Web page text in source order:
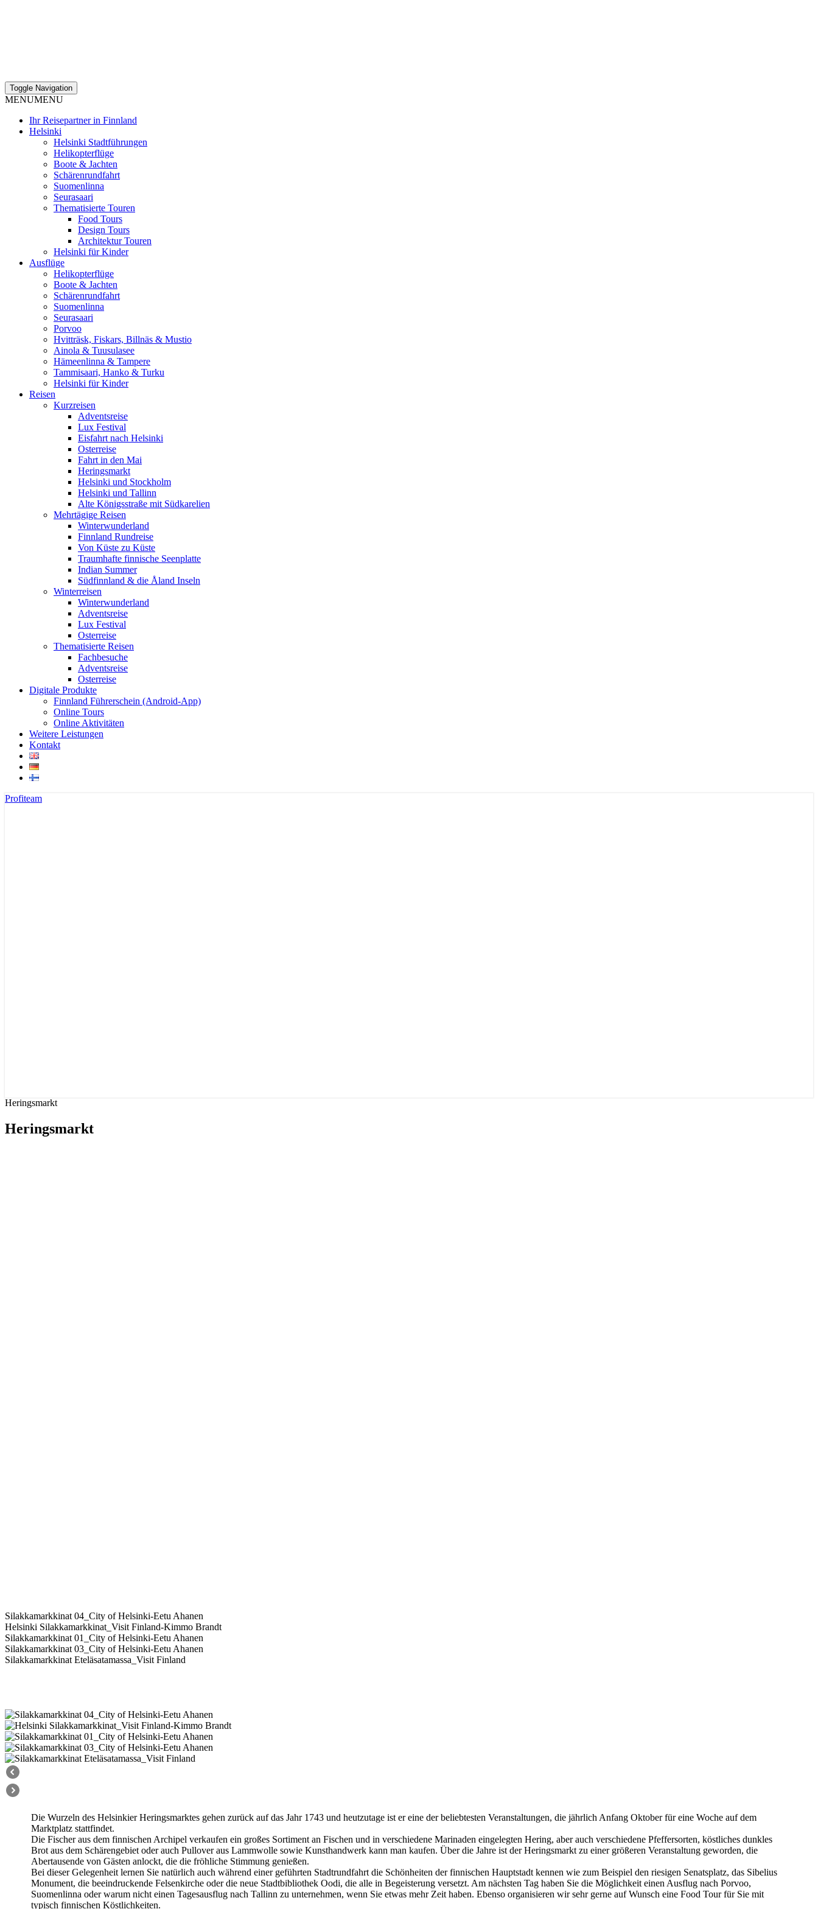
Toggle Navigation
MENUMENU
Ihr Reisepartner in Finnland
Helsinki
Helsinki Stadtführungen
Helikopterflüge
Boote & Jachten
Schärenrundfahrt
Suomenlinna
Seurasaari
Thematisierte Touren
Food Tours
Design Tours
Architektur Touren
Helsinki für Kinder
Ausflüge
Helikopterflüge
Boote & Jachten
Schärenrundfahrt
Suomenlinna
Seurasaari
Porvoo
Hvitträsk, Fiskars, Billnäs & Mustio
Ainola & Tuusulasee
Hämeenlinna & Tampere
Tammisaari, Hanko & Turku
Helsinki für Kinder
Reisen
Kurzreisen
Adventsreise
Lux Festival
Eisfahrt nach Helsinki
Osterreise
Fahrt in den Mai
Heringsmarkt
Helsinki und Stockholm
Helsinki und Tallinn
Alte Königsstraße mit Südkarelien
Mehrtägige Reisen
Winterwunderland
Finnland Rundreise
Von Küste zu Küste
Traumhafte finnische Seenplatte
Indian Summer
Südfinnland & die Åland Inseln
Winterreisen
Winterwunderland
Adventsreise
Lux Festival
Osterreise
Thematisierte Reisen
Fachbesuche
Adventsreise
Osterreise
Digitale Produkte
Finnland Führerschein (Android-App)
Online Tours
Online Aktivitäten
Weitere Leistungen
Kontakt
Profiteam
Heringsmarkt
Heringsmarkt
Silakkamarkkinat 04_City of Helsinki-Eetu Ahanen
Helsinki Silakkamarkkinat_Visit Finland-Kimmo Brandt
Silakkamarkkinat 01_City of Helsinki-Eetu Ahanen
Silakkamarkkinat 03_City of Helsinki-Eetu Ahanen
Silakkamarkkinat Eteläsatamassa_Visit Finland
Die Wurzeln des Helsinkier Heringsmarktes gehen zurück auf das Jahr 1743 und heutzutage ist er eine der beliebtesten Veranstaltungen, die jährlich Anfang Oktober für eine Woche auf dem
Marktplatz stattfindet.
Die Fischer aus dem finnischen Archipel verkaufen ein großes Sortiment an Fischen und in verschiedene Marinaden eingelegten Hering, aber auch verschiedene Pfeffersorten, köstliches dunkles
Brot aus dem Schärengebiet oder auch Pullover aus Lammwolle sowie Kunsthandwerk kann man kaufen. Über die Jahre ist der Heringsmarkt zu einer größeren Veranstaltung geworden, die
Abertausende von Gästen anlockt, die die fröhliche Stimmung genießen.
Bei dieser Gelegenheit lernen Sie natürlich auch während einer geführten Stadtrundfahrt die Schönheiten der finnischen Hauptstadt kennen wie zum Beispiel den riesigen Senatsplatz, das Sibelius
Monument, die beeindruckende Felsenkirche oder die neue Stadtbibliothek Oodi, die alle in Begeisterung versetzt. Am nächsten Tag haben Sie die Möglichkeit einen Ausflug nach Porvoo,
Suomenlinna oder warum nicht einen Tagesausflug nach Tallinn zu unternehmen, wenn Sie etwas mehr Zeit haben. Ebenso organisieren wir sehr gerne auf Wunsch eine Food Tour für Sie mit
typisch finnischen Köstlichkeiten.